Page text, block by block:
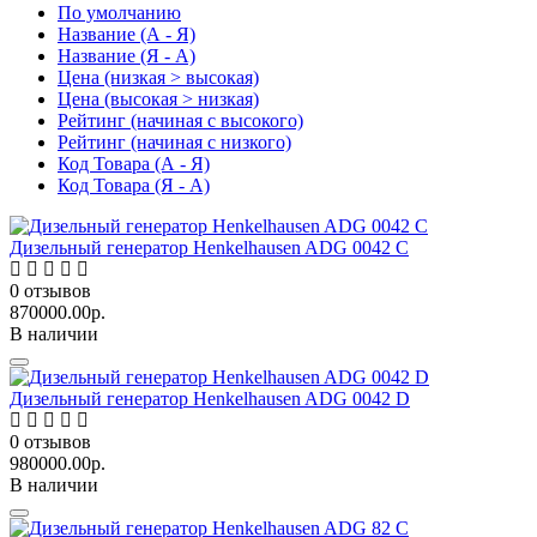
По умолчанию
Название (А - Я)
Название (Я - А)
Цена (низкая > высокая)
Цена (высокая > низкая)
Рейтинг (начиная с высокого)
Рейтинг (начиная с низкого)
Код Товара (А - Я)
Код Товара (Я - А)
Дизельный генератор Henkelhausen ADG 0042 C
0 отзывов
870000.00р.
В наличии
Дизельный генератор Henkelhausen ADG 0042 D
0 отзывов
980000.00р.
В наличии